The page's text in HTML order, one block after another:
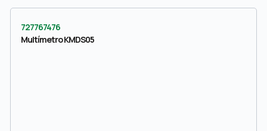
727767476
Multímetro KMDS05